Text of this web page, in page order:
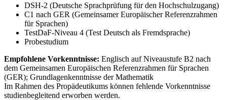
DSH-2 (Deutsche Sprachprüfung für den Hochschulzugang)
C1 nach GER (Gemeinsamer Europäischer Referenzrahmen
für Sprachen)
TestDaF-Niveau 4 (Test Deutsch als Fremdsprache)
Probestudium
Empfohlene Vorkenntnisse: Englisch auf Niveaustufe B2 nach
dem Gemeinsamen Europäischen Referenzrahmen für Sprachen
(GER); Grundlagenkenntnisse der Mathematik
Im Rahmen des Propädeutikums können fehlende Vorkenntnisse
studienbegleitend erworben werden.